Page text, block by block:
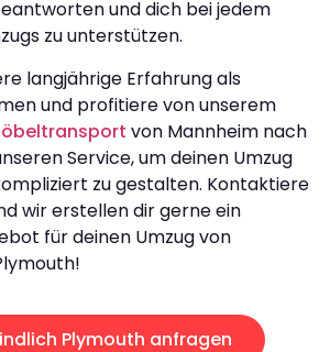
und dich bei jedem
zu unterstützen.
langjährige Erfahrung als
und profitiere von unserem
von Mannheim nach
Service, um deinen Umzug
zu gestalten. Kontaktiere
wir erstellen dir gerne ein
für deinen Umzug von
Plymouth anfragen